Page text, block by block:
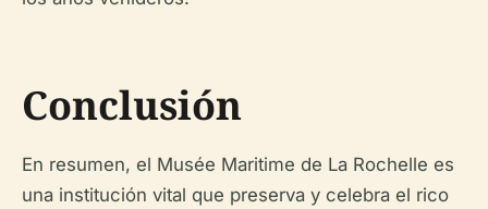
Conclusión
En resumen, el Musée Maritime de La Rochelle es
una institución vital que preserva y celebra el rico